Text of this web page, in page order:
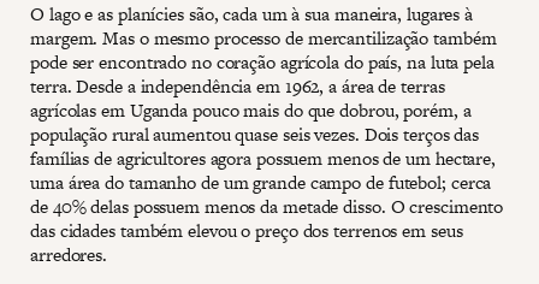
O lago e as planícies são, cada um à sua maneira, lugares à
margem. Mas o mesmo processo de mercantilização também
pode ser encontrado no coração agrícola do país, na luta pela
terra. Desde a independência em 1962, a área de terras
agrícolas em Uganda pouco mais do que dobrou, porém, a
população rural aumentou quase seis vezes. Dois terços das
famílias de agricultores agora possuem menos de um hectare,
uma área do tamanho de um grande campo de futebol; cerca
de 40% delas possuem menos da metade disso. O crescimento
das cidades também elevou o preço dos terrenos em seus
arredores.